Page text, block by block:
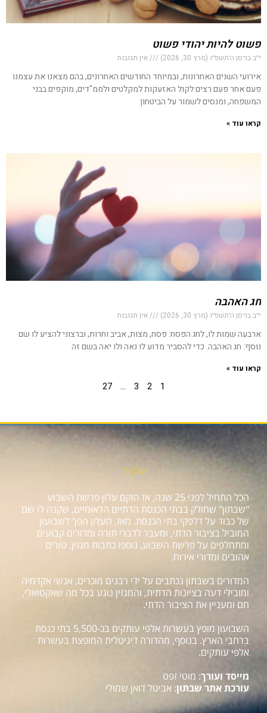
פשוט להיות יהודי פשוט
י״ב בניסן ה׳תשפ״ו (מרץ 30, 2026) אין תגובות
אירועי השנים האחרונות, ובמיוחד החודשים האחרונים, בהם מצאנו את עצמנו
פעם אחר פעם רצים לקול האזעקות למקלטים ולממ"דים, מוקפים בבני
המשפחה, ומנסים לשמור על הביטחון
קראו עוד »
חג האהבה
י״ב בניסן ה׳תשפ״ו (מרץ 30, 2026) אין תגובות
ארבעה שמות לו, לחג הפסח: פסח, מצות, אביב וחרות, וברצוני להציע לו שם
נוסף: חג האהבה. כדי להסביר מדוע לו נאה ולו יאה בשם זה
קראו עוד »
1
2
3
…
27
אודות
הכל התחיל לפני 25 שנה, אז הוקם עלון פרשת השבוע
"שבתון" שחולק בבתי הכנסת הדתיים הלאומיים, שקנה לו שם
של כבוד על דלפקי בתי הכנסת. מאז, העלון הפך לשבועון
המוביל בציבור הדתי, ומעבר לדברי תורה ומדורים קבועים
ומתחלפים על פרשת השבוע, נוספו כתבות מגזין, טורים
אהובים ומדורי אירוח.
המדורים בשבתון נכתבים על ידי רבנים מוכרים, אנשי אקדמיה
ומובילי דעה בציונות הדתית, והמגזין נוגע בכל מה שאקטואלי,
חם ומעניין את הציבור הדתי.
השבועון מופץ בעשרות אלפי עותקים בכ-5,500 בתי כנסת
ברחבי הארץ. בנוסף, מהדורה דיגיטלית המופצת בעשרות
אלפי עותקים.
מייסד ועורך: מוטי זפט
עורכת אתר שבתון: אביטל דואן שמולי